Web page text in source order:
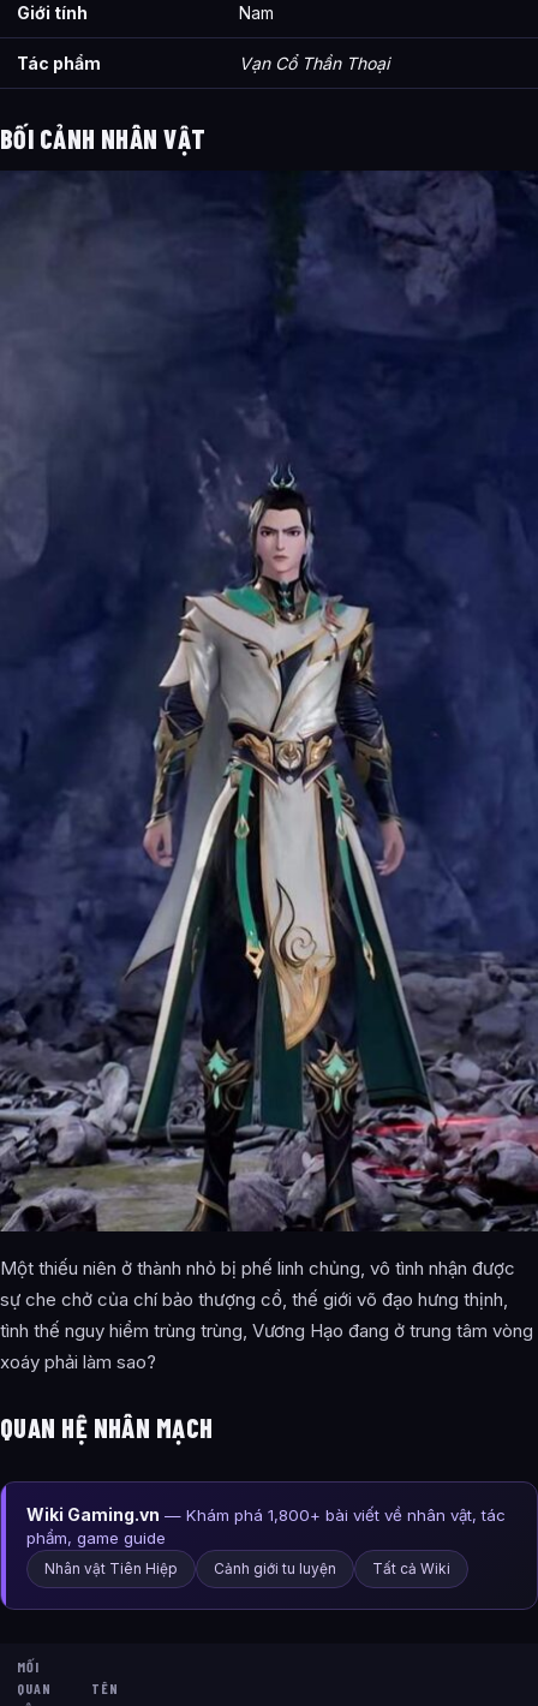
Giới tính Nam
Tác phẩm Vạn Cổ Thần Thoại
BỐI CẢNH NHÂN VẬT
Một thiếu niên ở thành nhỏ bị phế linh chủng, vô tình nhận được
sự che chở của chí bảo thượng cổ, thế giới võ đạo hưng thịnh,
tình thế nguy hiểm trùng trùng, Vương Hạo đang ở trung tâm vòng
xoáy phải làm sao?
QUAN HỆ NHÂN MẠCH
Wiki Gaming.vn — Khám phá 1,800+ bài viết về nhân vật, tác
phẩm, game guide
Nhân vật Tiên Hiệp Cảnh giới tu luyện Tất cả Wiki
MỐI
QUAN
TÊN